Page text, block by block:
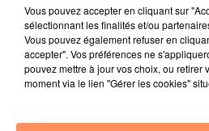
10 mai 2022
Cassis organise sa
10 mai 2022
Marseille : appel à
8 mai 2022
Vous pouvez accepter en cliquant sur
sélectionnant les finalités et/ou
Vous pouvez également refuser en
accepter". Vos préférences ne
pouvez mettre à jour vos choix, ou retirer
moment via le lien "Gérer les cookies"